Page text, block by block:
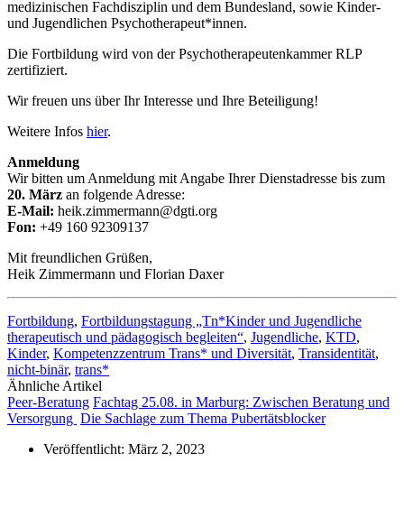
medizinischen Fachdisziplin und dem Bundesland, sowie Kinder-
und Jugendlichen Psychotherapeut*innen.
Die Fortbildung wird von der Psychotherapeutenkammer RLP
zertifiziert.
Wir freuen uns über Ihr Interesse und Ihre Beteiligung!
Weitere Infos hier.
Anmeldung
Wir bitten um Anmeldung mit Angabe Ihrer Dienstadresse bis zum
20. März an folgende Adresse:
E-Mail: heik.zimmermann@dgti.org
Fon: +49 160 92309137
Mit freundlichen Grüßen,
Heik Zimmermann und Florian Daxer
Fortbildung, Fortbildungstagung „Tn*Kinder und Jugendliche
therapeutisch und pädagogisch begleiten“, Jugendliche, KTD,
Kinder, Kompetenzzentrum Trans* und Diversität, Transidentität,
nicht-binär, trans*
Ähnliche Artikel
Peer-Beratung Fachtag 25.08. in Marburg: Zwischen Beratung und
Versorgung Die Sachlage zum Thema Pubertätsblocker
Veröffentlicht: März 2, 2023